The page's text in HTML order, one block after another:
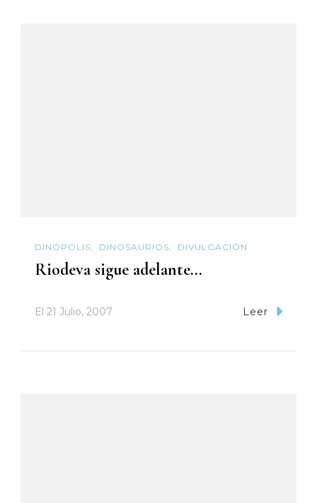
DINÓPOLIS DINOSAURIOS DIVULGACIÓN
Riodeva sigue adelante…
El 21 Julio, 2007 Leer